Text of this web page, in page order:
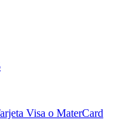
Visa o MaterCard